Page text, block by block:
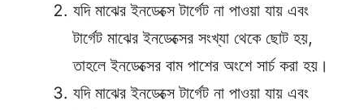
যদি মাঝের ইনডেক্সে টার্গেট না পাওয়া যায় এবং
টার্গেট মাঝের ইনডেক্সের সংখ্যা থেকে ছোট হয়,
তাহলে ইনডেক্সের বাম পাশের অংশে সার্চ করা হয়।
যদি মাঝের ইনডেক্সে টার্গেট না পাওয়া যায় এবং